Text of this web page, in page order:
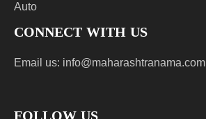
Auto
CONNECT WITH US
Email us: info@maharashtranama.com